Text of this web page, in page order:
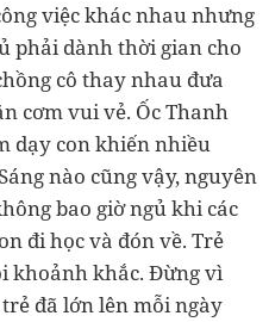
việc khác nhau nhưng
phải dành thời gian cho
cô thay nhau đưa
cơm vui vẻ. Ốc Thanh
dạy con khiến nhiều
nào cũng vậy, nguyên
bao giờ ngủ khi các
đi học và đón về. Trẻ
khoảnh khắc. Đừng vì
đã lớn lên mỗi ngày